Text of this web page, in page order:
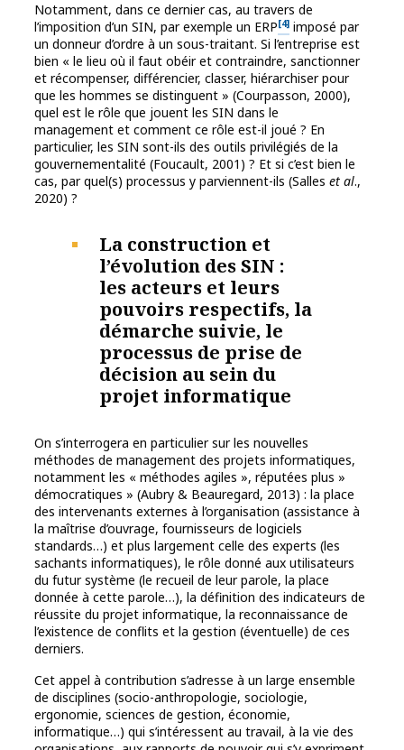
Notamment, dans ce dernier cas, au travers de
l’imposition d’un SIN, par exemple un ERP[4] imposé par
un donneur d’ordre à un sous-traitant. Si l’entreprise est
bien « le lieu où il faut obéir et contraindre, sanctionner
et récompenser, différencier, classer, hiérarchiser pour
que les hommes se distinguent » (Courpasson, 2000),
quel est le rôle que jouent les SIN dans le
management et comment ce rôle est-il joué ? En
particulier, les SIN sont-ils des outils privilégiés de la
gouvernementalité (Foucault, 2001) ? Et si c’est bien le
cas, par quel(s) processus y parviennent-ils (Salles et al.,
2020) ?
La construction et
l’évolution des SIN :
les acteurs et leurs
pouvoirs respectifs, la
démarche suivie, le
processus de prise de
décision au sein du
projet informatique
On s’interrogera en particulier sur les nouvelles
méthodes de management des projets informatiques,
notamment les « méthodes agiles », réputées plus »
démocratiques » (Aubry & Beauregard, 2013) : la place
des intervenants externes à l’organisation (assistance à
la maîtrise d’ouvrage, fournisseurs de logiciels
standards…) et plus largement celle des experts (les
sachants informatiques), le rôle donné aux utilisateurs
du futur système (le recueil de leur parole, la place
donnée à cette parole…), la définition des indicateurs de
réussite du projet informatique, la reconnaissance de
l’existence de conflits et la gestion (éventuelle) de ces
derniers.
Cet appel à contribution s’adresse à un large ensemble
de disciplines (socio-anthropologie, sociologie,
ergonomie, sciences de gestion, économie,
informatique…) qui s’intéressent au travail, à la vie des